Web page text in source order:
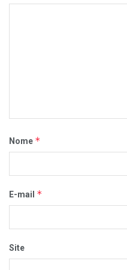
Nome *
E-mail *
Site